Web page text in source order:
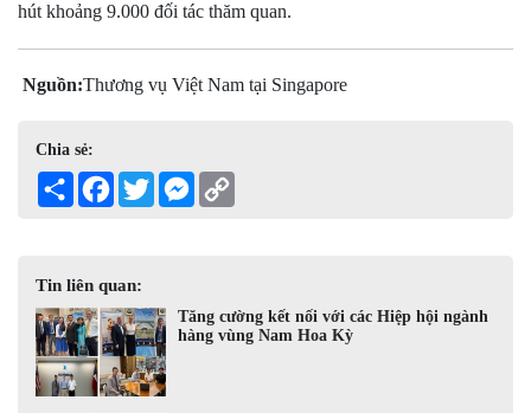
hút khoảng 9.000 đối tác thăm quan.
Nguồn:Thương vụ Việt Nam tại Singapore
Chia sẻ:
Share FacebookTwitterMessenger
Tin liên quan:
Tăng cường kết nối với các Hiệp hội ngành
hàng vùng Nam Hoa Kỳ